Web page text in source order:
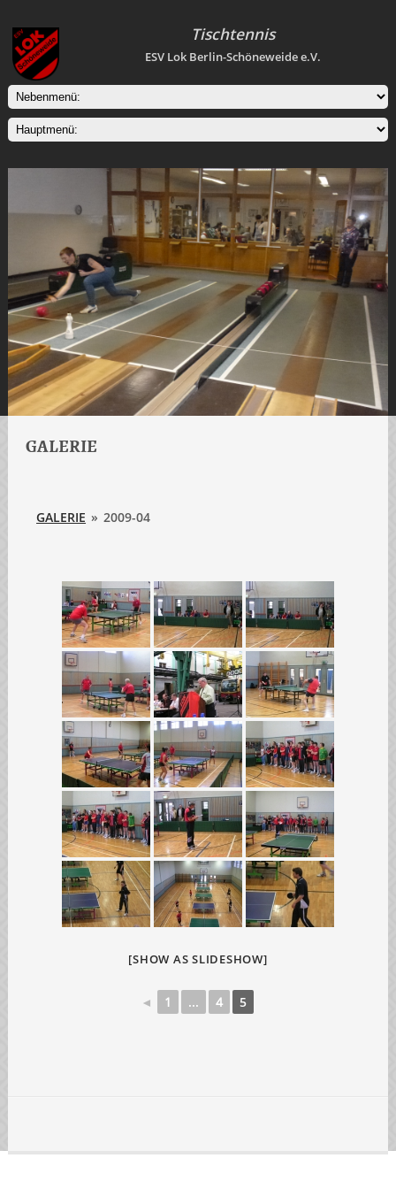
Tischtennis
ESV Lok Berlin-Schöneweide e.V.
GALERIE
GALERIE » 2009-04
[SHOW AS SLIDESHOW]
◄ 1 ... 4 5